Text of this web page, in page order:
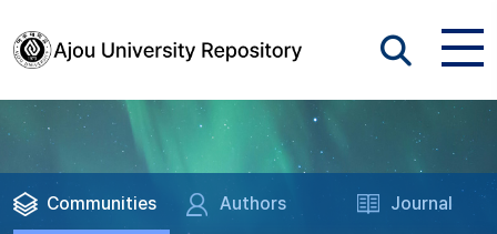
Communities Authors Journal